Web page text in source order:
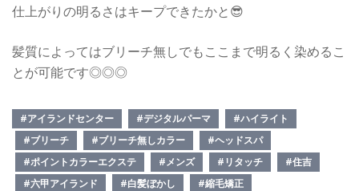
仕上がりの明るさはキープできたかと😎
髪質によってはブリーチ無しでもここまで明るく染めるこ
とが可能です◎◎◎
#アイランドセンター #デジタルパーマ
#ハイライト
#ブリーチ
#ブリーチ無しカラー
#ヘッドスパ
#ポイントカラーエクステ
#メンズ #リタッチ
#住吉
#六甲アイランド
#白髪ぼかし
#縮毛矯正